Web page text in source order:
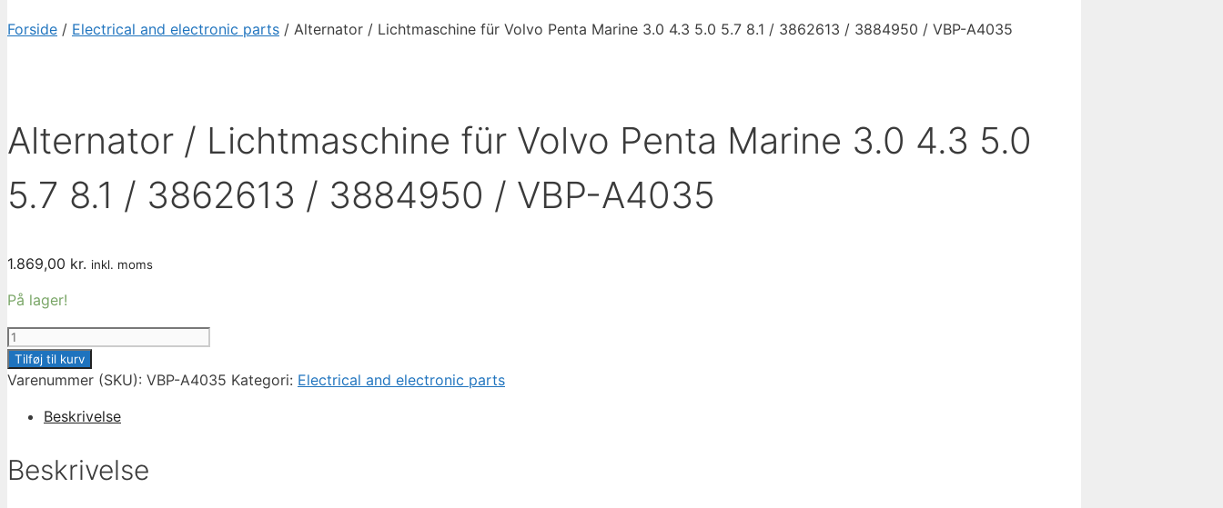
Forside / Electrical and electronic parts / Alternator / Lichtmaschine für Volvo Penta Marine 3.0 4.3 5.0 5.7 8.1 / 3862613 / 3884950 / VBP-A4035
Alternator / Lichtmaschine für Volvo Penta Marine 3.0 4.3 5.0
5.7 8.1 / 3862613 / 3884950 / VBP-A4035
1.869,00 kr. inkl. moms
På lager!
Alternator
Lichtmaschine
Volvo
Marine
Tilføj til kurv
Varenummer (SKU): VBP-A4035 Kategori: Electrical and electronic parts
Beskrivelse
Beskrivelse